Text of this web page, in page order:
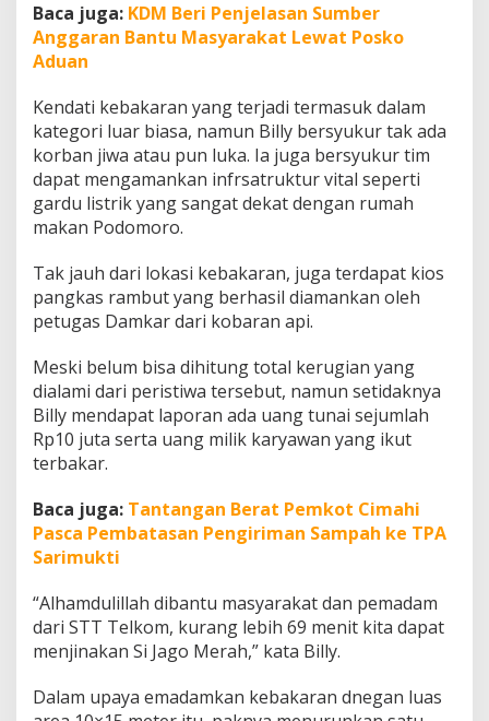
Baca juga: KDM Beri Penjelasan Sumber
Anggaran Bantu Masyarakat Lewat Posko
Aduan
Kendati kebakaran yang terjadi termasuk dalam
kategori luar biasa, namun Billy bersyukur tak ada
korban jiwa atau pun luka. Ia juga bersyukur tim
dapat mengamankan infrsatruktur vital seperti
gardu listrik yang sangat dekat dengan rumah
makan Podomoro.
Tak jauh dari lokasi kebakaran, juga terdapat kios
pangkas rambut yang berhasil diamankan oleh
petugas Damkar dari kobaran api.
Meski belum bisa dihitung total kerugian yang
dialami dari peristiwa tersebut, namun setidaknya
Billy mendapat laporan ada uang tunai sejumlah
Rp10 juta serta uang milik karyawan yang ikut
terbakar.
Baca juga: Tantangan Berat Pemkot Cimahi
Pasca Pembatasan Pengiriman Sampah ke TPA
Sarimukti
“Alhamdulillah dibantu masyarakat dan pemadam
dari STT Telkom, kurang lebih 69 menit kita dapat
menjinakan Si Jago Merah,” kata Billy.
Dalam upaya emadamkan kebakaran dnegan luas